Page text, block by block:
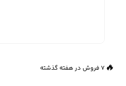
🔥 7 فروش در هفته گذشته